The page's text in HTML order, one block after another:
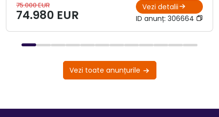
75.000 EUR
74.980 EUR
Vezi detalii
ID anunț: 306664
Vezi toate anunțurile